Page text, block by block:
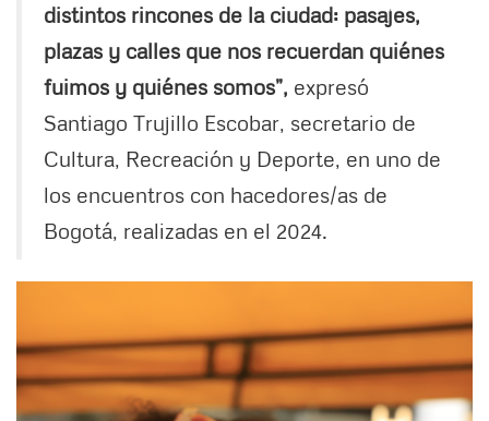
distintos rincones de la ciudad: pasajes,
plazas y calles que nos recuerdan quiénes
fuimos y quiénes somos”, expresó
Santiago Trujillo Escobar, secretario de
Cultura, Recreación y Deporte, en uno de
los encuentros con hacedores/as de
Bogotá, realizadas en el 2024.